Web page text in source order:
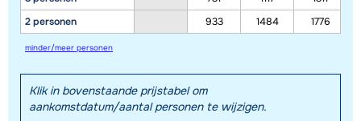
2 personen
933
1484 1776
minder/meer personen
Klik in bovenstaande prijstabel om
aankomstdatum/aantal personen te wijzigen.